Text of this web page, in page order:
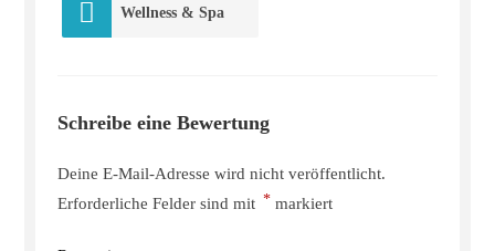
Wellness & Spa
Schreibe eine Bewertung
Deine E-Mail-Adresse wird nicht veröffentlicht.
Erforderliche Felder sind mit * markiert